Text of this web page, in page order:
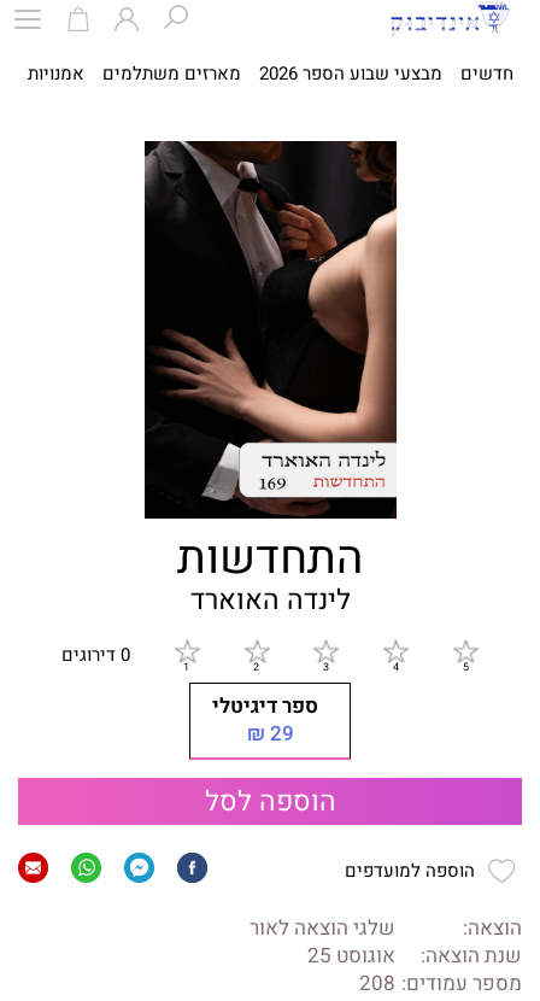
חדשים מבצעי שבוע הספר 2026 מארזים משתלמים אמנויות
התחדשות
לינדה האוארד
0 דירוגים
ספר דיגיטלי
29 ₪
הוספה לסל
הוספה למועדפים
הוצאה:
שלגי הוצאה לאור
שנת הוצאה:
אוגוסט 25
מספר עמודים: 208